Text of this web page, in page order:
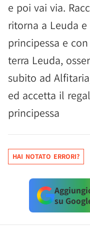
e poi vai via.
ritorna a Leuda
principessa e
terra Leuda,
subito ad
ed accetta il
principessa
HAI NOTATO ERRORI?
su